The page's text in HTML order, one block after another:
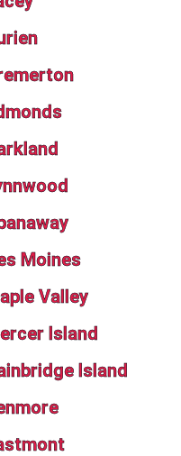
Moines
Valley
Island
Island